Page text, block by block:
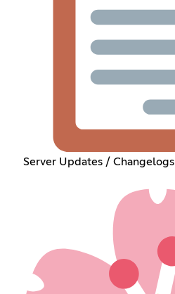
Server Updates / Changelogs